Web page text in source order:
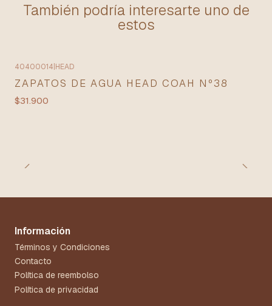
También podría interesarte uno de
estos
40400014 HEAD
ZAPATOS DE AGUA HEAD COAH Nº38
$31.900
Información
Términos y Condiciones
Contacto
Política de reembolso
Política de privacidad